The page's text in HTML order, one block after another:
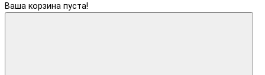
Ваша корзина пуста!